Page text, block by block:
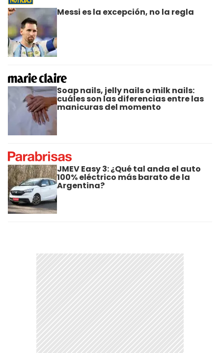
Messi es la excepción, no la regla
Soap nails, jelly nails o milk nails:
cuáles son las diferencias entre las
manicuras del momento
JMEV Easy 3: ¿Qué tal anda el auto
100% eléctrico más barato de la
Argentina?